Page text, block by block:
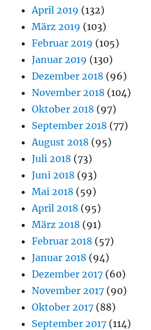
April 2019 (132)
März 2019 (103)
Februar 2019 (105)
Januar 2019 (130)
Dezember 2018 (96)
November 2018 (104)
Oktober 2018 (97)
September 2018 (77)
August 2018 (95)
Juli 2018 (73)
Juni 2018 (93)
Mai 2018 (59)
April 2018 (95)
März 2018 (91)
Februar 2018 (57)
Januar 2018 (94)
Dezember 2017 (60)
November 2017 (90)
Oktober 2017 (88)
September 2017 (114)